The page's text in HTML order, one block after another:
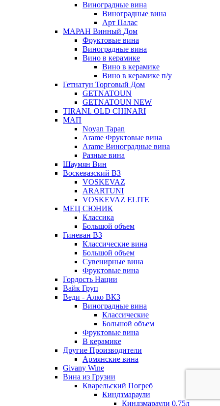
Виноградные вина
Виноградные вина
Арт Палас
МАРАН Винный Дом
Фруктовые вина
Виноградные вина
Вино в керамике
Вино в керамике
Вино в керамике п/у
Гетнатун Торговый Дом
GETNATOUN
GETNATOUN NEW
TIRANI. OLD CHINARI
МАП
Noyan Tapan
Arame Фруктовые вина
Arame Виноградные вина
Разные вина
Шаумян Вин
Воскевазский ВЗ
VOSKEVAZ
ARARTUNI
VOSKEVAZ ELITE
МЕЦ СЮНИК
Классика
Большой объем
Гиневан ВЗ
Классические вина
Большой объем
Сувенирные вина
Фруктовые вина
Гордость Нации
Вайк Груп
Веди - Алко ВКЗ
Виноградные вина
Классические
Большой объем
Фруктовые вина
В керамике
Другие Производители
Армянские вина
Givany Wine
Вина из Грузии
Кварельский Погреб
Киндзмараули
Киндзмараули 0,75л